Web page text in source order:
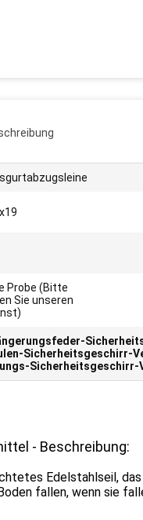
Probe (Bitte
Sie unseren
Sicherheitsgeschirr-
Sicherheitsgeschirr-
- Beschreibung:
Edelstahlseil,
fallen, wenn sie